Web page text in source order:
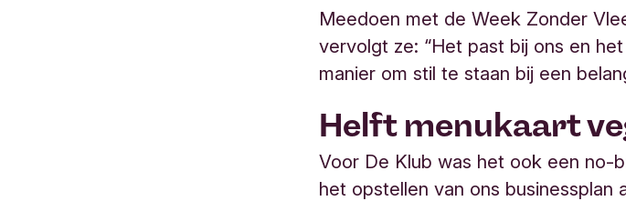
Meedoen met de Week Zonder
vervolgt ze: “Het past bij ons en
manier om stil te staan bij een
Helft menukaart
Voor De Klub was het ook een no-
het opstellen van ons businessplan